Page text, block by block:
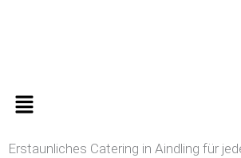
Menü
Erstaunliches Catering in Aindling für